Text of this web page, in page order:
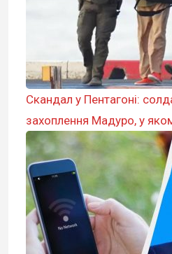
Скандал у Пентагоні:
захоплення Мадуро, у